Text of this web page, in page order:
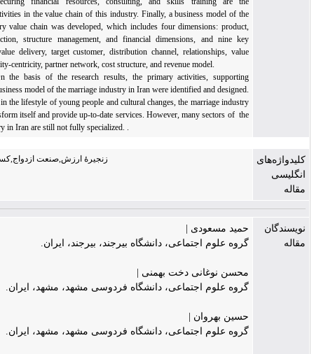
“supporting” activities in the value chain of this industry. Finally, a business model of the
marriage industry value chain was developed, which includes four dimensions: product,
customer interaction, structure management, and financial dimensions, and nine key
components: value delivery, target customer, distribution channel, relationships, value
creation, capability-centricity, partner network, cost structure, and revenue model.
Conclusion : On the basis of the research results, the primary activities, supporting
activities, and business model of the marriage industry in Iran were identified and designed.
Due to changes in the lifestyle of young people and cultural changes, the marriage industry
is trying to transform itself and provide up-to-date services. However, many sectors of the
marriage industry in Iran are still not fully specialized. .
زنجیرۀ ارزش,صنعت ازدواج,کسب‌ و کار ازدواج
حمید مسعودی |
گروه علوم اجتماعی، دانشگاه بیرجند، بیرجند، ایران.
محسن نوغانی دخت بهمنی |
گروه علوم اجتماعی، دانشگاه فردوسی مشهد، مشهد، ایران.
حسین بهروان |
گروه علوم اجتماعی، دانشگاه فردوسی مشهد، مشهد، ایران.